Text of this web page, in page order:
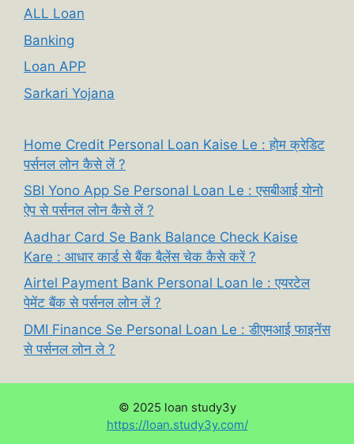
ALL Loan
Banking
Loan APP
Sarkari Yojana
Home Credit Personal Loan Kaise Le : होम क्रेडिट
पर्सनल लोन कैसे लें ?
SBI Yono App Se Personal Loan Le : एसबीआई योनो
ऐप से पर्सनल लोन कैसे लें ?
Aadhar Card Se Bank Balance Check Kaise
Kare : आधार कार्ड से बैंक बैलेंस चेक कैसे करें ?
Airtel Payment Bank Personal Loan le : एयरटेल
पेमेंट बैंक से पर्सनल लोन लें ?
DMI Finance Se Personal Loan Le : डीएमआई फाइनेंस
से पर्सनल लोन ले ?
© 2025 loan study3y
https://loan.study3y.com/: